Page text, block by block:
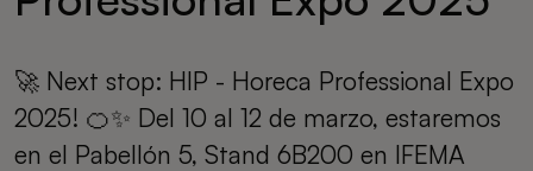
🚀 Next stop: HIP - Horeca Professional Expo
2025! 🍊✨ Del 10 al 12 de marzo, estaremos
en el Pabellón 5, Stand 6B200 en IFEMA